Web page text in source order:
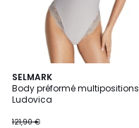
réduction
appliquée.
SELMARK
Body préformé multipositions
Ludovica
121,90 €
2
Couleurs